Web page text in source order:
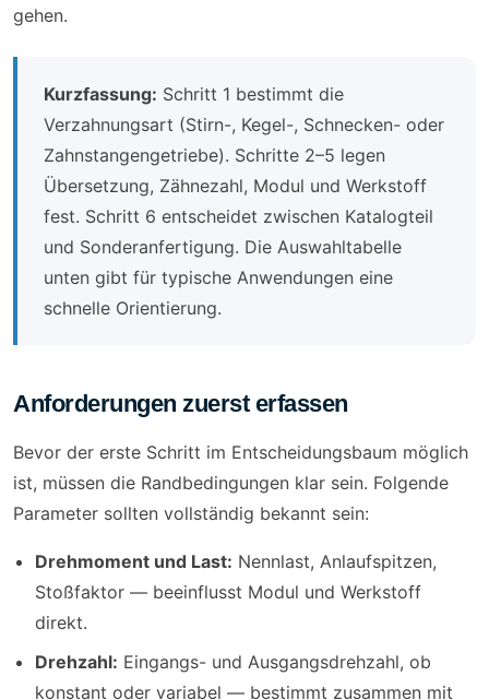
gehen.
Kurzfassung: Schritt 1 bestimmt die
Verzahnungsart (Stirn-, Kegel-, Schnecken- oder
Zahnstangengetriebe). Schritte 2–5 legen
Übersetzung, Zähnezahl, Modul und Werkstoff
fest. Schritt 6 entscheidet zwischen Katalogteil
und Sonderanfertigung. Die Auswahltabelle
unten gibt für typische Anwendungen eine
schnelle Orientierung.
Anforderungen zuerst erfassen
Bevor der erste Schritt im Entscheidungsbaum möglich
ist, müssen die Randbedingungen klar sein. Folgende
Parameter sollten vollständig bekannt sein:
Drehmoment und Last: Nennlast, Anlaufspitzen,
Stoßfaktor — beeinflusst Modul und Werkstoff
direkt.
Drehzahl: Eingangs- und Ausgangsdrehzahl, ob
konstant oder variabel — bestimmt zusammen mit